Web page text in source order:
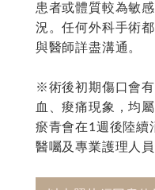
患者或體質較為敏
況。任何外科手術
與醫師詳盡溝通。
※術後初期傷口會
血、痠痛現象，均
瘀青會在1週後陸續
醫囑及專業護理人員